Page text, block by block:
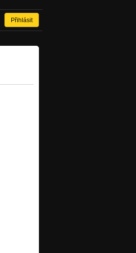
Přihlásit